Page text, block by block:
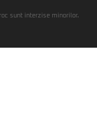
sunt interzise minorilor.